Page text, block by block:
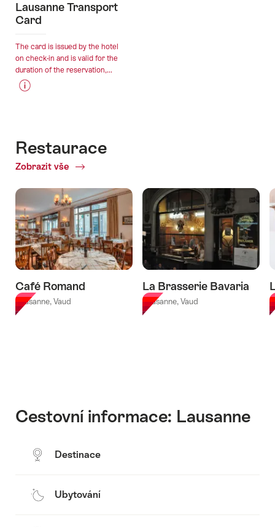
Lausanne Transport
Card
The card is issued by the hotel
on check-in and is valid for the
duration of the reservation,...
"Lausanne
Transport
Card"
Restaurace
Zobrazit vše
of
Café Romand
Lausanne, Vaud
La Brasserie Bavaria
Lausanne, Vaud
Cestovní informace: Lausanne
Destinace
Ubytování